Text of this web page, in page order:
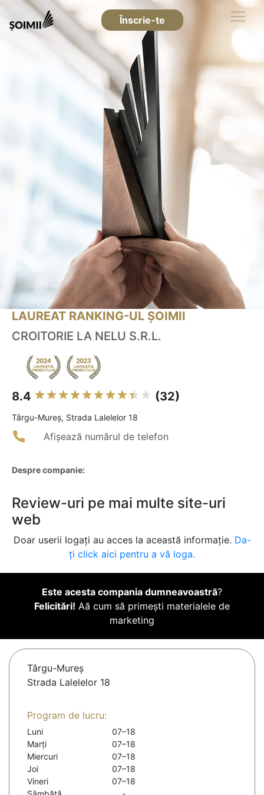
Înscrie-te
LAUREAT RANKING-UL ȘOIMII
CROITORIE LA NELU S.R.L.
8.4 (32)
Târgu-Mureş, Strada Lalelelor 18
Afișează numărul de telefon
Despre companie:
Review-uri pe mai multe site-uri
web
Doar userii logați au acces la această informație. Da-
ți click aici pentru a vă loga.
Este acesta compania dumneavoastră?
Felicitări! Aă cum să primești materialele de
marketing
Târgu-Mureş
Strada Lalelelor 18
Program de lucru:
Luni
07–18
Marți
07–18
Miercuri
07–18
Joi
07–18
Vineri
07–18